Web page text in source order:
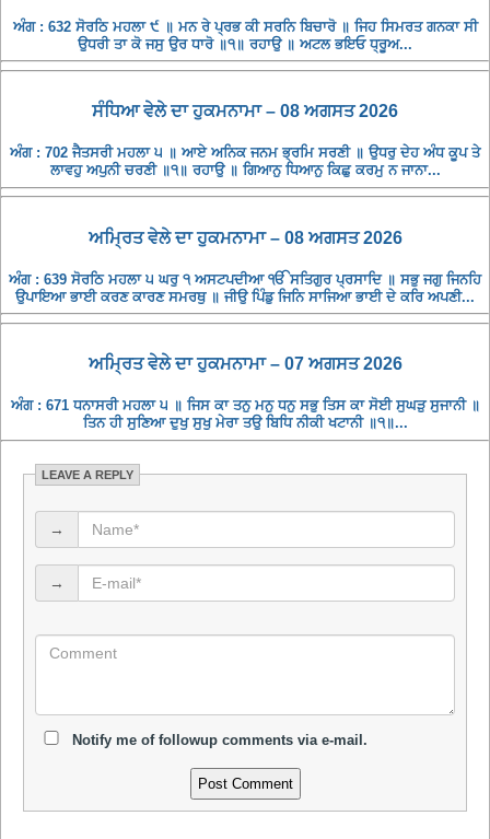
ਅੰਗ : 632 ਸੋਰਠਿ ਮਹਲਾ ੯ ॥ ਮਨ ਰੇ ਪ੍ਰਭ ਕੀ ਸਰਨਿ ਬਿਚਾਰੋ ॥ ਜਿਹ ਸਿਮਰਤ ਗਨਕਾ ਸੀ
ਉਧਰੀ ਤਾ ਕੋ ਜਸੁ ਉਰ ਧਾਰੋ ॥੧॥ ਰਹਾਉ ॥ ਅਟਲ ਭਇਓ ਧ੍ਰੂਅ...
ਸੰਧਿਆ ਵੇਲੇ ਦਾ ਹੁਕਮਨਾਮਾ – 08 ਅਗਸਤ 2026
ਅੰਗ : 702 ਜੈਤਸਰੀ ਮਹਲਾ ੫ ॥ ਆਏ ਅਨਿਕ ਜਨਮ ਭ੍ਰਮਿ ਸਰਣੀ ॥ ਉਧਰੁ ਦੇਹ ਅੰਧ ਕੂਪ ਤੇ
ਲਾਵਹੁ ਅਪੁਨੀ ਚਰਣੀ ॥੧॥ ਰਹਾਉ ॥ ਗਿਆਨੁ ਧਿਆਨੁ ਕਿਛੁ ਕਰਮੁ ਨ ਜਾਨਾ...
ਅਮ੍ਰਿਤ ਵੇਲੇ ਦਾ ਹੁਕਮਨਾਮਾ – 08 ਅਗਸਤ 2026
ਅੰਗ : 639 ਸੋਰਠਿ ਮਹਲਾ ੫ ਘਰੁ ੧ ਅਸਟਪਦੀਆ ੴ ਸਤਿਗੁਰ ਪ੍ਰਸਾਦਿ ॥ ਸਭੁ ਜਗੁ ਜਿਨਹਿ
ਉਪਾਇਆ ਭਾਈ ਕਰਣ ਕਾਰਣ ਸਮਰਥੁ ॥ ਜੀਉ ਪਿੰਡੁ ਜਿਨਿ ਸਾਜਿਆ ਭਾਈ ਦੇ ਕਰਿ ਅਪਣੀ...
ਅਮ੍ਰਿਤ ਵੇਲੇ ਦਾ ਹੁਕਮਨਾਮਾ – 07 ਅਗਸਤ 2026
ਅੰਗ : 671 ਧਨਾਸਰੀ ਮਹਲਾ ੫ ॥ ਜਿਸ ਕਾ ਤਨੁ ਮਨੁ ਧਨੁ ਸਭੁ ਤਿਸ ਕਾ ਸੋਈ ਸੁਘੜੁ ਸੁਜਾਨੀ ॥
ਤਿਨ ਹੀ ਸੁਣਿਆ ਦੁਖੁ ਸੁਖੁ ਮੇਰਾ ਤਉ ਬਿਧਿ ਨੀਕੀ ਖਟਾਨੀ ॥੧॥...
LEAVE A REPLY
→
→
Notify me of followup comments via e-mail.